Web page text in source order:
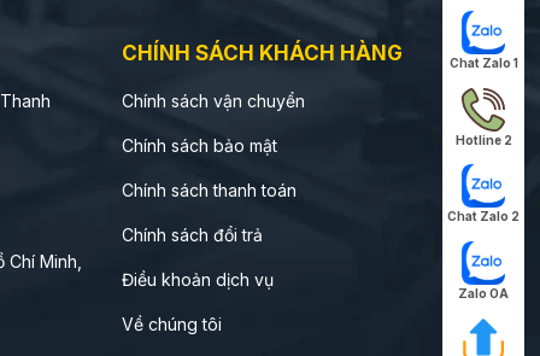
Chat Zalo 1
Hotline 2
Chat Zalo 2
Zalo OA
Minh,
CHÍNH SÁCH KHÁCH HÀNG
Chính sách vận chuyển
Chính sách bảo mật
Chính sách thanh toán
Chính sách đổi trả
Điều khoản dịch vụ
Về chúng tôi